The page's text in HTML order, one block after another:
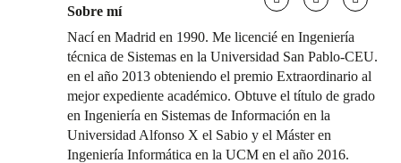
Sobre mí
Nací en Madrid en 1990. Me licencié en Ingeniería
técnica de Sistemas en la Universidad San Pablo-CEU.
en el año 2013 obteniendo el premio Extraordinario al
mejor expediente académico. Obtuve el título de grado
en Ingeniería en Sistemas de Información en la
Universidad Alfonso X el Sabio y el Máster en
Ingeniería Informática en la UCM en el año 2016.